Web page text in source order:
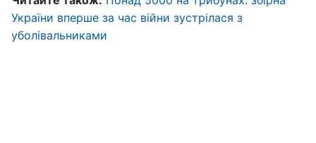
України вперше за час війни зустрілася з
уболівальниками